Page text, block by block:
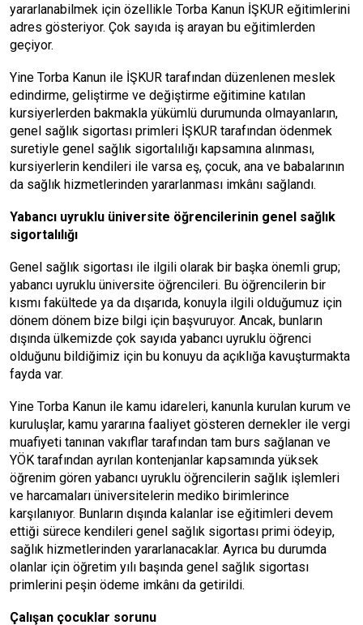
yararlanabilmek için özellikle Torba Kanun İŞKUR eğitimlerini
adres gösteriyor. Çok sayıda iş arayan bu eğitimlerden
geçiyor.
Yine Torba Kanun ile İŞKUR tarafından düzenlenen meslek
edindirme, geliştirme ve değiştirme eğitimine katılan
kursiyerlerden bakmakla yükümlü durumunda olmayanların,
genel sağlık sigortası primleri İŞKUR tarafından ödenmek
suretiyle genel sağlık sigortalılığı kapsamına alınması,
kursiyerlerin kendileri ile varsa eş, çocuk, ana ve babalarının
da sağlık hizmetlerinden yararlanması imkânı sağlandı.
Yabancı uyruklu üniversite öğrencilerinin genel sağlık
sigortalılığı
Genel sağlık sigortası ile ilgili olarak bir başka önemli grup;
yabancı uyruklu üniversite öğrencileri. Bu öğrencilerin bir
kısmı fakültede ya da dışarıda, konuyla ilgili olduğumuz için
dönem dönem bize bilgi için başvuruyor. Ancak, bunların
dışında ülkemizde çok sayıda yabancı uyruklu öğrenci
olduğunu bildiğimiz için bu konuyu da açıklığa kavuşturmakta
fayda var.
Yine Torba Kanun ile kamu idareleri, kanunla kurulan kurum ve
kuruluşlar, kamu yararına faaliyet gösteren dernekler ile vergi
muafiyeti tanınan vakıflar tarafından tam burs sağlanan ve
YÖK tarafından ayrılan kontenjanlar kapsamında yüksek
öğrenim gören yabancı uyruklu öğrencilerin sağlık işlemleri
ve harcamaları üniversitelerin mediko birimlerince
karşılanıyor. Bunların dışında kalanlar ise eğitimleri devem
ettiği sürece kendileri genel sağlık sigortası primi ödeyip,
sağlık hizmetlerinden yararlanacaklar. Ayrıca bu durumda
olanlar için öğretim yılı başında genel sağlık sigortası
primlerini peşin ödeme imkânı da getirildi.
Çalışan çocuklar sorunu